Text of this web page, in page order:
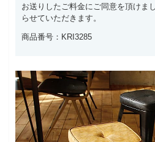
お送りしたご料金にご同意を頂けま
らせていただきます。
商品番号：KRI3285